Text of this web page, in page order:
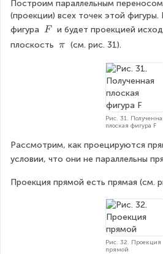
Построим параллельным
(проекции) всех точек этой фигуры.
фигура \
\
F
и будет проекцией
плоскость \
π (см. рис. 31).
Рис. 31.
плоская фигура F
Рассмотрим, как проецируются
условии, что они не параллельны
Проекция прямой есть прямая (см.
Рис. 32. Проекция
прямой